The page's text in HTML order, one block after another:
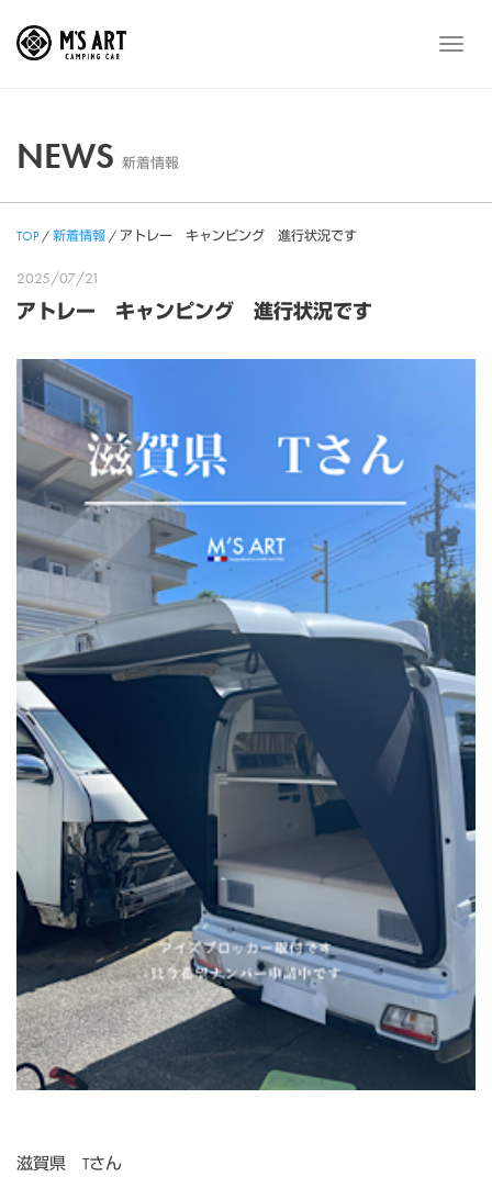
メ
NEWS 新着情報
TOP/新着情報 / アトレー キャンピング 進行状況です
2025/07/21
アトレー キャンピング 進行状況です
滋賀県 Tさん